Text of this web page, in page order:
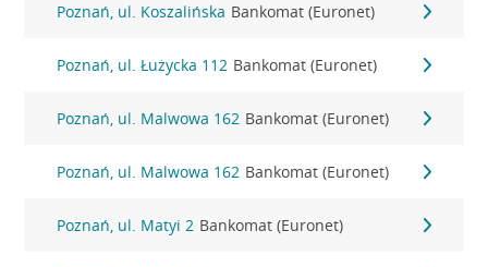
Poznań, ul. Koszalińska Bankomat (Euronet)
Poznań, ul. Łużycka 112 Bankomat (Euronet)
Poznań, ul. Malwowa 162 Bankomat (Euronet)
Poznań, ul. Malwowa 162 Bankomat (Euronet)
Poznań, ul. Matyi 2 Bankomat (Euronet)